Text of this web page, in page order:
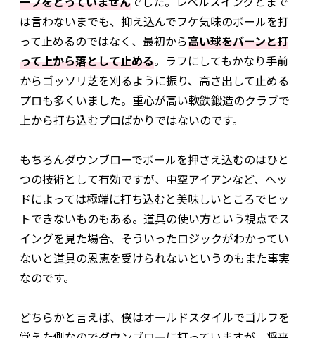
は言わないまでも、抑え込んでフケ気味のボールを打
って止めるのではなく、最初から高い球をバーンと打
って上から落として止める。ラフにしてもかなり手前
からゴッソリ芝を刈るように振り、高さ出して止める
プロも多くいました。重心が高い軟鉄鍛造のクラブで
上から打ち込むプロばかりではないのです。
もちろんダウンブローでボールを押さえ込むのはひと
つの技術として有効ですが、中空アイアンなど、ヘッ
ドによっては極端に打ち込むと美味しいところでヒッ
トできないものもある。道具の使い方という視点でス
イングを見た場合、そういったロジックがわかってい
ないと道具の恩恵を受けられないというのもまた事実
なのです。
どちらかと言えば、僕はオールドスタイルでゴルフを